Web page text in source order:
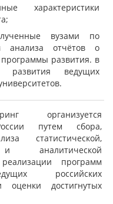
характеристики
вузами по
анализа отчётов о
развития. в
развития ведущих
организуется
путем сбора,
статистической,
аналитической
программ
российских
оценки достигнутых